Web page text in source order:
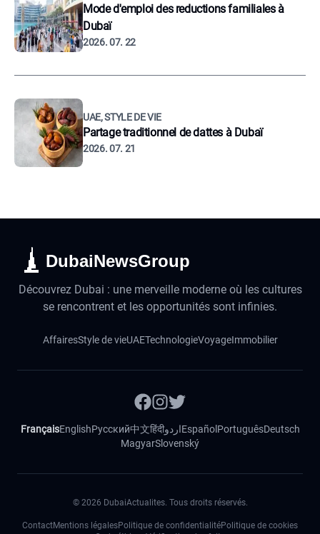
Mode d'emploi des reductions familiales à
Dubaï
2026. 07. 22
UAE, STYLE DE VIE
Partage traditionnel de dattes à Dubaï
2026. 07. 21
DubaiNewsGroup
Découvrez Dubai : une merveille moderne où les cultures
se rencontrent et les opportunités sont infinies.
AffairesStyle de vieUAETechnologieVoyageImmobilier
FrançaisEnglishРусский中文हिंदीاردوEspañol PortuguêsDeutsch
MagyarSlovenský
© 2026 DubaiActualites. Tous droits réservés.
ContactMentions légalesPolitique de confidentialitéPolitique de cookies